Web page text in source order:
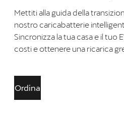
Mettiti alla guida della
nostro caricabatterie
Sincronizza la tua casa e il tuo
costi e ottenere una ricarica
Ordina